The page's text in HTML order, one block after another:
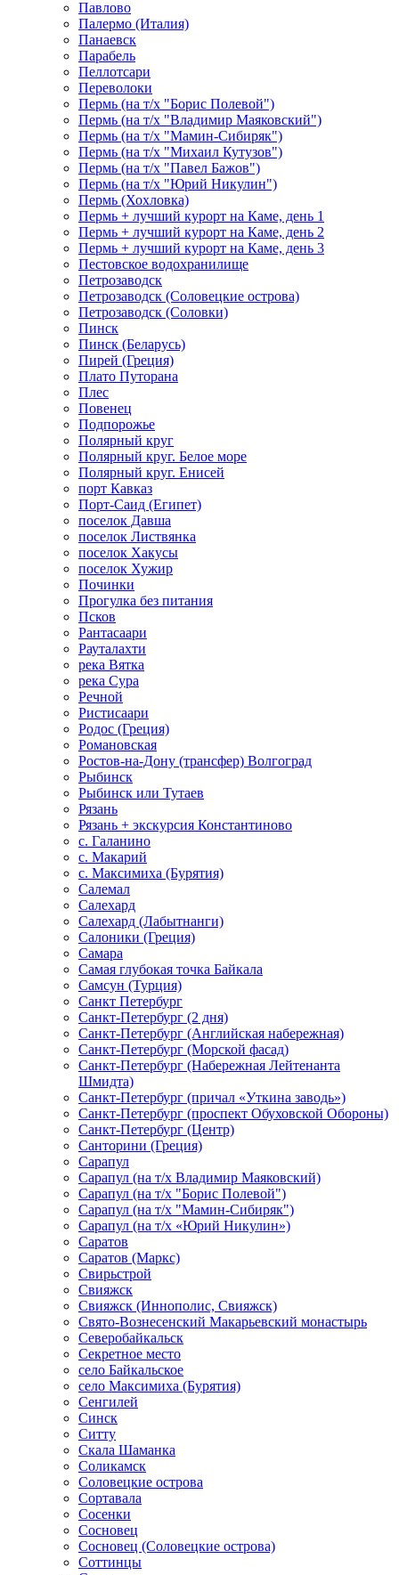
Павлово
Палермо (Италия)
Панаевск
Парабель
Пеллотсари
Переволоки
Пермь (на т/х "Борис Полевой")
Пермь (на т/х "Владимир Маяковский")
Пермь (на т/х "Мамин-Сибиряк")
Пермь (на т/х "Михаил Кутузов")
Пермь (на т/х "Павел Бажов")
Пермь (на т/х "Юрий Никулин")
Пермь (Хохловка)
Пермь + лучший курорт на Каме, день 1
Пермь + лучший курорт на Каме, день 2
Пермь + лучший курорт на Каме, день 3
Пестовское водохранилище
Петрозаводск
Петрозаводск (Соловецкие острова)
Петрозаводск (Соловки)
Пинск
Пинск (Беларусь)
Пирей (Греция)
Плато Путорана
Плес
Повенец
Подпорожье
Полярный круг
Полярный круг. Белое море
Полярный круг. Енисей
порт Кавказ
Порт-Саид (Египет)
поселок Давша
поселок Листвянка
поселок Хакусы
поселок Хужир
Починки
Прогулка без питания
Псков
Рантасаари
Рауталахти
река Вятка
река Сура
Речной
Ристисаари
Родос (Греция)
Романовская
Ростов-на-Дону (трансфер) Волгоград
Рыбинск
Рыбинск или Тутаев
Рязань
Рязань + экскурсия Константиново
с. Галанино
с. Макарий
с. Максимиха (Бурятия)
Салемал
Салехард
Салехард (Лабытнанги)
Салоники (Греция)
Самара
Самая глубокая точка Байкала
Самсун (Турция)
Санкт Петербург
Санкт-Петербург (2 дня)
Санкт-Петербург (Английская набережная)
Санкт-Петербург (Морской фасад)
Санкт-Петербург (Набережная Лейтенанта
Шмидта)
Санкт-Петербург (причал «Уткина заводь»)
Санкт-Петербург (проспект Обуховской Обороны)
Санкт-Петербург (Центр)
Санторини (Греция)
Сарапул
Сарапул (на т/х Владимир Маяковский)
Сарапул (на т/х "Борис Полевой")
Сарапул (на т/х "Мамин-Сибиряк")
Сарапул (на т/х «Юрий Никулин»)
Саратов
Саратов (Маркс)
Свирьстрой
Свияжск
Свияжск (Иннополис, Свияжск)
Свято-Вознесенский Макарьевский монастырь
Северобайкальск
Секретное место
село Байкальское
село Максимиха (Бурятия)
Сенгилей
Синск
Ситту
Скала Шаманка
Соликамск
Соловецкие острова
Сортавала
Сосенки
Сосновец
Сосновец (Соловецкие острова)
Соттинцы